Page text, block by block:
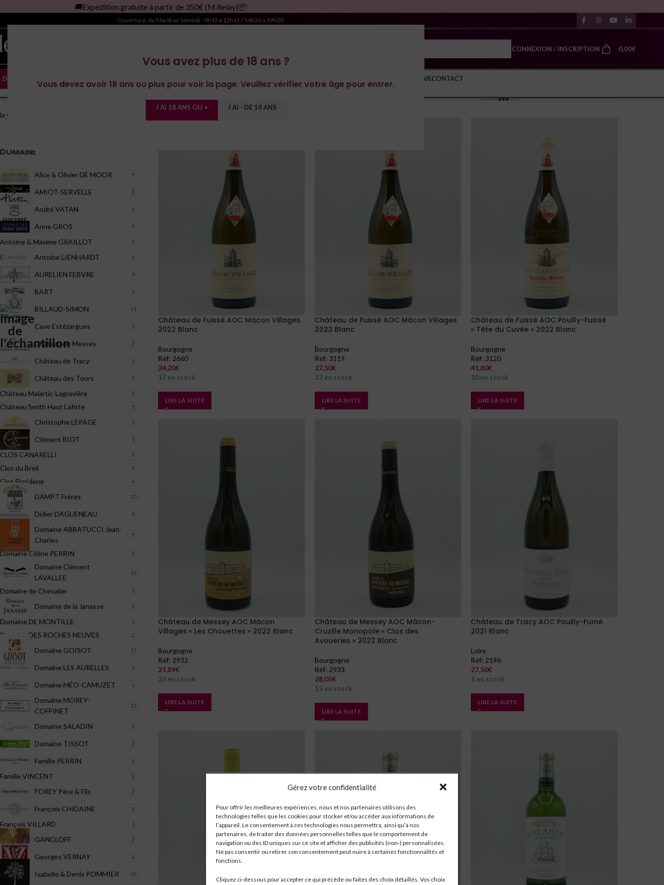
Vous avez plus de 18 ans ?
Vous devez avoir 18 ans ou plus pour voir la page. Veuillez vérifier votre âge pour entrer.
J AI 18 ANS OU + J AI - DE 18 ANS
Gérez votre confidentialité
Pour offrir les meilleures expériences, nous et nos partenaires utilisons des
technologies telles que les cookies pour stocker et/ou accéder aux informations de
l’appareil. Le consentement à ces technologies nous permettra, ainsi qu’à nos
partenaires, de traiter des données personnelles telles que le comportement de
navigation ou des ID uniques sur ce site et afficher des publicités (non-) personnalisées.
Ne pas consentir ou retirer son consentement peut nuire à certaines fonctionnalités et
fonctions.
Cliquez ci-dessous pour accepter ce qui précède ou faites des choix détaillés. Vos choix
🚚Expédition gratuite à partir de 350€ (M.Relay)📦
Ouverture: du Mardi au Samedi - 9h15 à 12h15 / 14h30 à 19h00
CONNEXION / INSCRIPTION 0,00€
DOMAINE RÉGIONS RACHAT DE CAVECONTACT
CATÉGORIES DE PRODUITS
la Cave à Boire
DOMAINE
Alice & Olivier DE MOOR 9
AMIOT-SERVELLE 3
André VATAN 1
Anne GROS 3
Antoine & Maxime GRAILLOT 1
Antoine LIENHARDT 1
AURELIEN FEBVRE 4
BART 1
BILLAUD-SIMON 11
Cave Estézargues 1
Château de Messey 2
Château de Tracy 1
Château des Tours 1
Château Malartic-Lagravière 3
Château Smith Haut Lafitte 1
Christophe LEPAGE 1
Clément BIOT 1
CLOS CANARELLI 3
Clos du Breil 3
Clos Floridène 4
DAMPT Fréres 10
Didier DAGUENEAU 4
Domaine ABBATUCCI Jean-
Charles
5
Domaine Céline PERRIN 3
Domaine Clément
LAVALLEE
16
Domaine de Chevalier 1
Domaine de la Janasse 2
Domaine DE MONTILLE 1
Domaine DES ROCHES NEUVES 2
Domaine GOISOT 17
Domaine LES AURELLES 1
Domaine MÉO-CAMUZET 1
Domaine MOREY-
COFFINET
13
Domaine SALADIN 2
Domaine TISSOT 2
Famille PERRIN 3
Famille VINCENT 3
FOREY Père & Fils 2
François CHIDAINE 8
François VILLARD 1
GANGLOFF 2
Georges VERNAY 2
Isabelle & Denis POMMIER 18
Afficher 12 24 36
Château de Fuissé AOC Mâcon Villages
2022 Blanc
Bourgogne
Réf: 2660
24,20€
17 en stock
LIRE LA SUITE
Château de Fuissé AOC Mâcon Villages
2023 Blanc
Bourgogne
Réf: 3119
27,50€
12 en stock
LIRE LA SUITE
Château de Fuissé AOC Pouilly-Fuissé
« Tête du Cuvée » 2022 Blanc
Bourgogne
Réf:3120
41,80€
10 en stock
LIRE LA SUITE
Château de Messey AOC Mâcon
Villages « Les Chouettes » 2022 Blanc
Bourgogne
Réf: 2932
21,89€
23 en stock
LIRE LA SUITE
Château de Messey AOC Mâcon-
Cruzille Monopole « Clos des
Avoueries » 2022 Blanc
Bourgogne
Réf: 2933
28,05€
15 en stock
LIRE LA SUITE
Château de Tracy AOC Pouilly-Fumé
2021 Blanc
Loire
Réf: 2196
27,50€
6 en stock
LIRE LA SUITE